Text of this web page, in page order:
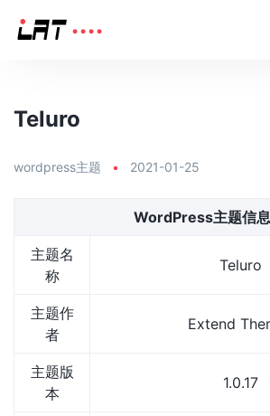
Teluro
wordpress主题 • 2021-01-25
WordPress主题信息
主题名
称
Teluro
主题作
者
Extend
主题版
本
1.0.17